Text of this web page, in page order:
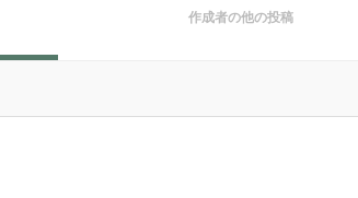
作成者の他の投稿